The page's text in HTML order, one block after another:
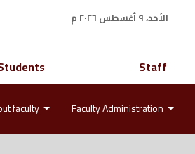
الأحد، ٩ أغسطس ٢٠٢٦ م
Staff
faculty Faculty Administration